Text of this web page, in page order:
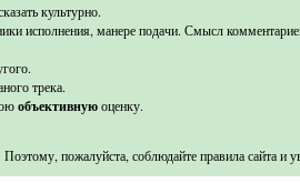
культурно.
исполнения, манере подачи. Смысл
трека.
объективнуюоценку.
пожалуйста, соблюдайте правила сайта и